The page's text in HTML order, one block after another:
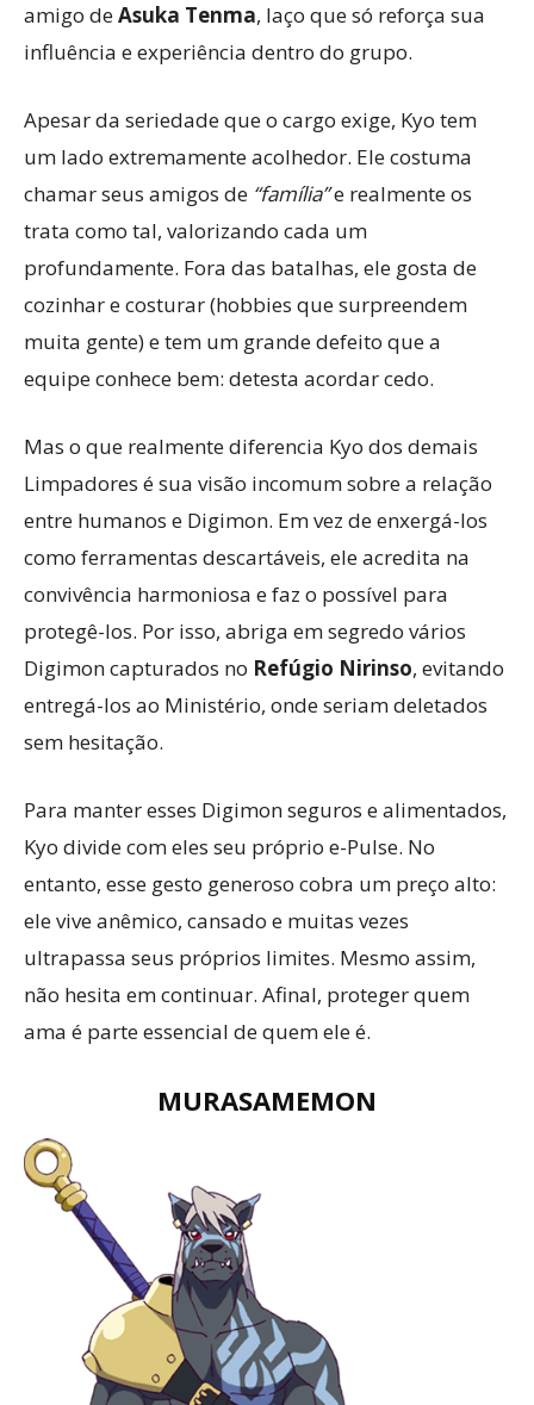
amigo deAsuka Tenma, laço que só reforça sua
influência e experiência dentro do grupo.
Apesar da seriedade que o cargo exige, Kyo tem
um lado extremamente acolhedor. Ele costuma
chamar seus amigos de “família”e realmente os
trata como tal, valorizando cada um
profundamente. Fora das batalhas, ele gosta de
cozinhar e costurar (hobbies que surpreendem
muita gente) e tem um grande defeito que a
equipe conhece bem: detesta acordar cedo.
Mas o que realmente diferencia Kyo dos demais
Limpadores é sua visão incomum sobre a relação
entre humanos e Digimon. Em vez de enxergá-los
como ferramentas descartáveis, ele acredita na
convivência harmoniosa e faz o possível para
protegê-los. Por isso, abriga em segredo vários
Digimon capturados no Refúgio Nirinso, evitando
entregá-los ao Ministério, onde seriam deletados
sem hesitação.
Para manter esses Digimon seguros e alimentados,
Kyo divide com eles seu próprio e-Pulse. No
entanto, esse gesto generoso cobra um preço alto:
ele vive anêmico, cansado e muitas vezes
ultrapassa seus próprios limites. Mesmo assim,
não hesita em continuar. Afinal, proteger quem
ama é parte essencial de quem ele é.
MURASAMEMON